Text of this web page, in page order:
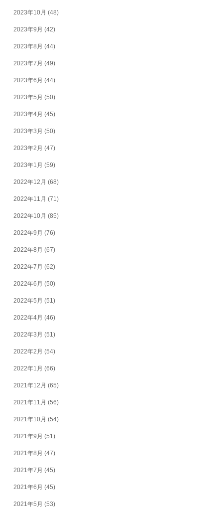
2023年10月 (48)
2023年9月 (42)
2023年8月 (44)
2023年7月 (49)
2023年6月 (44)
2023年5月 (50)
2023年4月 (45)
2023年3月 (50)
2023年2月 (47)
2023年1月 (59)
2022年12月 (68)
2022年11月 (71)
2022年10月 (85)
2022年9月 (76)
2022年8月 (67)
2022年7月 (62)
2022年6月 (50)
2022年5月 (51)
2022年4月 (46)
2022年3月 (51)
2022年2月 (54)
2022年1月 (66)
2021年12月 (65)
2021年11月 (56)
2021年10月 (54)
2021年9月 (51)
2021年8月 (47)
2021年7月 (45)
2021年6月 (45)
2021年5月 (53)